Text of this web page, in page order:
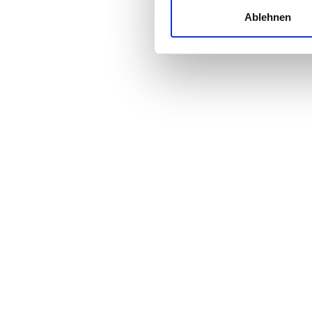
und die Zugriffe auf unsere
Ablehnen